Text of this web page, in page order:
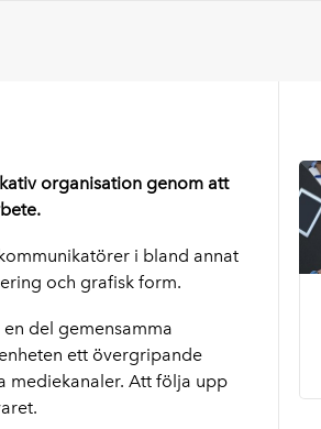
organisation genom att
i bland annat
och grafisk form.
del gemensamma
ett övergripande
mediekanaler. Att följa upp